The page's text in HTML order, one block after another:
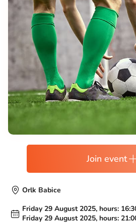
Join event
Orlk Babice
Friday 29 August 2025, hours:
Friday 29 August 2025, hours: